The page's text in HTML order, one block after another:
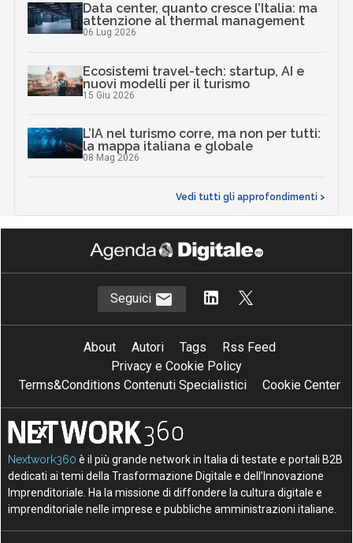
Data center, quanto cresce l’Italia: ma
attenzione al thermal management
06 Lug 2026
Ecosistemi travel-tech: startup, AI e
nuovi modelli per il turismo
15 Giu 2026
L’IA nel turismo corre, ma non per tutti:
la mappa italiana e globale
08 Mag 2026
Vedi tutti gli approfondimenti >
Seguici
About Autori Tags
Rss Feed
Privacy e Cookie Policy
Terms&Conditions Contenuti Specialistici
Cookie Center
Nextwork360 è il più grande network in Italia di testate e portali B2B
dedicati ai temi della Trasformazione Digitale e dell’Innovazione
Imprenditoriale. Ha la missione di diffondere la cultura digitale e
imprenditoriale nelle imprese e pubbliche amministrazioni italiane.